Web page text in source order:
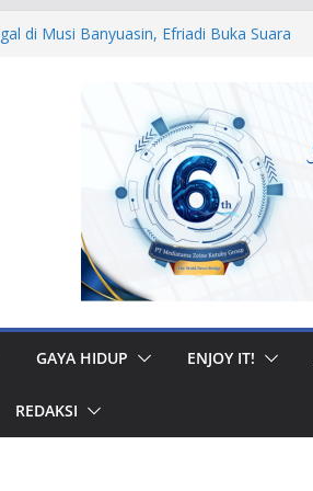
di Musi Banyuasin, Efriadi Buka Suara
Rumah di Gunung Kerinci, Anggota
Bantuan Tepat Sasaran
Bupati Bursah Zarnubi Inisiasi
di Kota Lahat
Muhidi Ajak Masyarakat Bangun
Jaga Ketertiban Sosial
GAYA HIDUP ENJOY IT!
REDAKSI